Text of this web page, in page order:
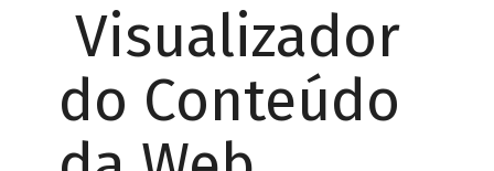
Visualizador
do Conteúdo